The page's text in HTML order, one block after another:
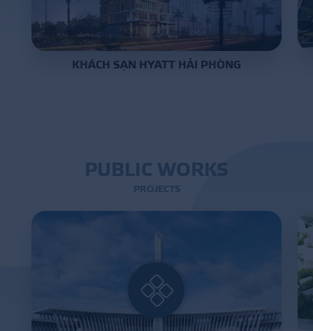
NEWS - EVENTS
CONTACT -
KHÁCH SẠN HYATT HẢI PHÒNG
PUBLIC WORKS
PROJECTS